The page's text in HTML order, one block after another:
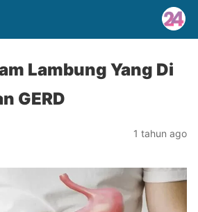
Lambung Yang Di
GERD
1 tahun ago